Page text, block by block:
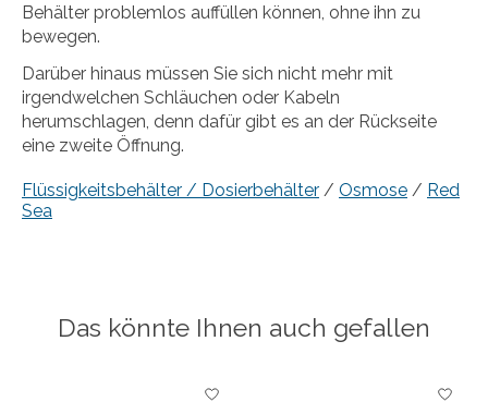
Behälter problemlos auffüllen können, ohne ihn zu
bewegen.
Darüber hinaus müssen Sie sich nicht mehr mit
irgendwelchen Schläuchen oder Kabeln
herumschlagen, denn dafür gibt es an der Rückseite
eine zweite Öffnung.
Flüssigkeitsbehälter / Dosierbehälter / Osmose / Red
Sea
Das könnte Ihnen auch gefallen
Produkt-Karussell-Artikel